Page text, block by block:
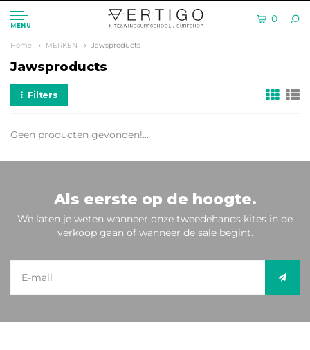
MENU
0
Home MERKEN Jawsproducts
Jawsproducts
Filters
Geen producten gevonden!...
Als eerste op de hoogte.
We laten je weten wanneer onze tweedehands kites in de
verkoop gaan of wanneer de sale begint.